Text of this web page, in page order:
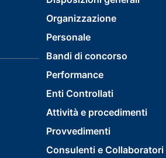
menu
first
Organizzazione
Personale
Bandi di concorso
Performance
Enti Controllati
Attività e procedimenti
Provvedimenti
Consulenti e Collaboratori